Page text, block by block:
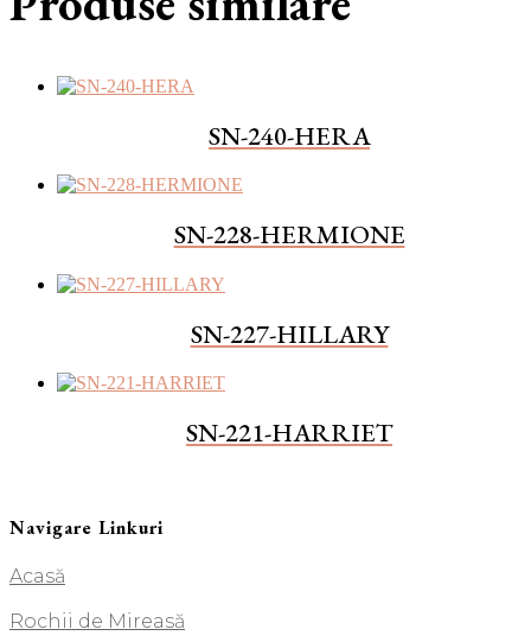
SN-240-HERA
SN-228-HERMIONE
SN-227-HILLARY
SN-221-HARRIET
Navigare Linkuri
Acasă
Rochii de Mireasă